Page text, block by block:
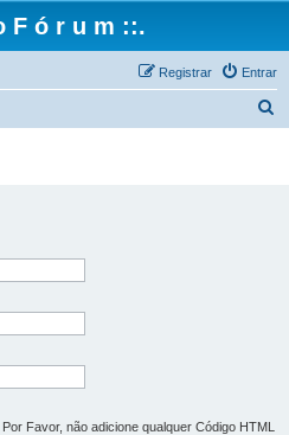
F ó r u m ::.
Entrar
Registrar
Favor, não adicione qualquer Código HTML